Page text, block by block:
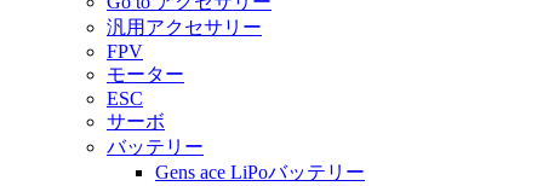
汎用アクセサリー
FPV
モーター
ESC
サーボ
バッテリー
Gens ace LiPoバッテリー